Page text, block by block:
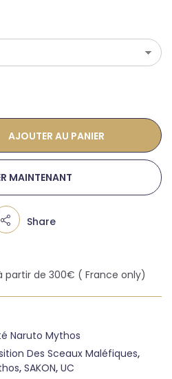
AJOUTER AU PANIER
MAINTENANT
Share
partir de 300€ ( France only)
Naruto Mythos
Des Sceaux Maléfiques,
, SAKON, UC